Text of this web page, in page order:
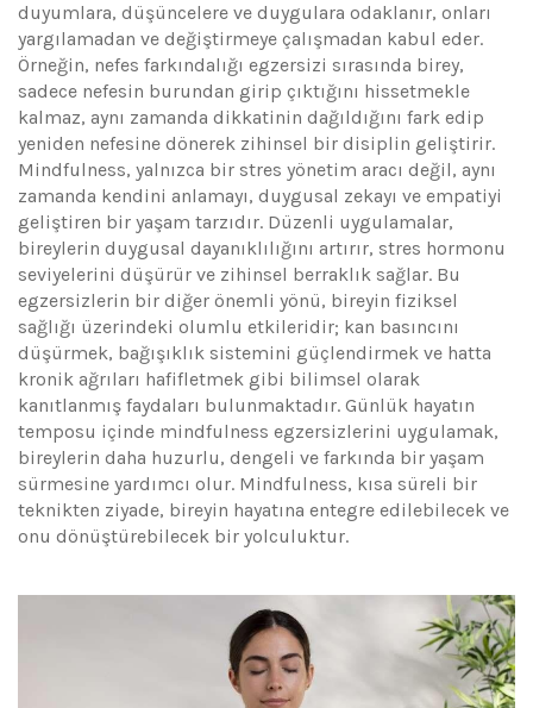
duyumlara, düşüncelere ve duygulara odaklanır, onları
yargılamadan ve değiştirmeye çalışmadan kabul eder.
Örneğin, nefes farkındalığı egzersizi sırasında birey,
sadece nefesin burundan girip çıktığını hissetmekle
kalmaz, aynı zamanda dikkatinin dağıldığını fark edip
yeniden nefesine dönerek zihinsel bir disiplin geliştirir.
Mindfulness, yalnızca bir stres yönetim aracı değil, aynı
zamanda kendini anlamayı, duygusal zekayı ve empatiyi
geliştiren bir yaşam tarzıdır. Düzenli uygulamalar,
bireylerin duygusal dayanıklılığını artırır, stres hormonu
seviyelerini düşürür ve zihinsel berraklık sağlar. Bu
egzersizlerin bir diğer önemli yönü, bireyin fiziksel
sağlığı üzerindeki olumlu etkileridir; kan basıncını
düşürmek, bağışıklık sistemini güçlendirmek ve hatta
kronik ağrıları hafifletmek gibi bilimsel olarak
kanıtlanmış faydaları bulunmaktadır. Günlük hayatın
temposu içinde mindfulness egzersizlerini uygulamak,
bireylerin daha huzurlu, dengeli ve farkında bir yaşam
sürmesine yardımcı olur. Mindfulness, kısa süreli bir
teknikten ziyade, bireyin hayatına entegre edilebilecek ve
onu dönüştürebilecek bir yolculuktur.